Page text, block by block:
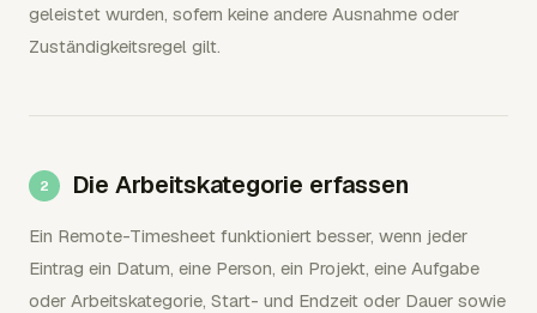
geleistet wurden, sofern keine andere Ausnahme oder
Zuständigkeitsregel gilt.
Die Arbeitskategorie erfassen
Ein Remote-Timesheet funktioniert besser, wenn jeder
Eintrag ein Datum, eine Person, ein Projekt, eine Aufgabe
oder Arbeitskategorie, Start- und Endzeit oder Dauer sowie